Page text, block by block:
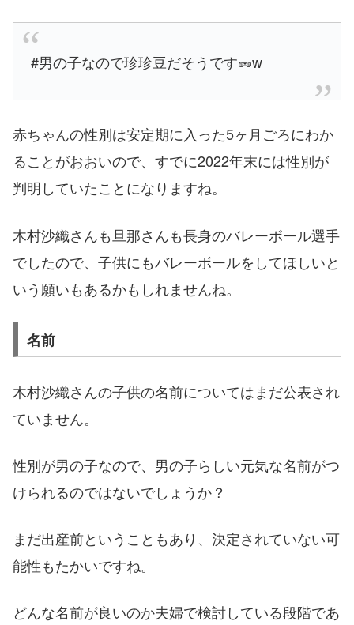
#男の子なので珍珍豆だそうです🥜w
赤ちゃんの性別は安定期に入った5ヶ月ごろにわか
ることがおおいので、すでに2022年末には性別が
判明していたことになりますね。
木村沙織さんも旦那さんも長身のバレーボール選手
でしたので、子供にもバレーボールをしてほしいと
いう願いもあるかもしれませんね。
名前
木村沙織さんの子供の名前についてはまだ公表され
ていません。
性別が男の子なので、男の子らしい元気な名前がつ
けられるのではないでしょうか？
まだ出産前ということもあり、決定されていない可
能性もたかいですね。
どんな名前が良いのか夫婦で検討している段階であ